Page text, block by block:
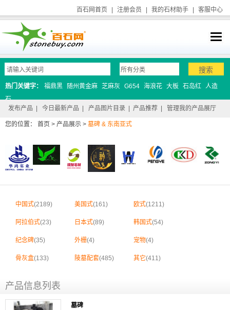
百石网首页 注册会员 我的石材助手 客服中心
热门关键字： 福鼎黑 随州黄金麻 芝麻灰 G654 海浪花 大板 石岛红 人造
石
发布产品
今日最新产品 产品图片目录 产品推荐 管理我的产品展厅
您的位置： 首页 > 产品展示 > 墓碑 & 东南亚式
中国式(2189) 美国式(161) 欧式(1211)
阿拉伯式(23) 日本式(89) 韩国式(54)
纪念碑(35) 外栅(4) 宠物(4)
骨灰盒(133) 陵墓配套(485) 其它(411)
产品信息列表
墓碑